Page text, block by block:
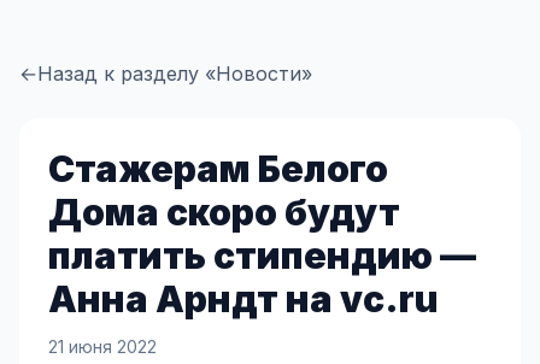
←Назад к разделу «Новости»
Стажерам Белого
Дома скоро будут
платить стипендию —
Анна Арндт на vc.ru
21 июня 2022